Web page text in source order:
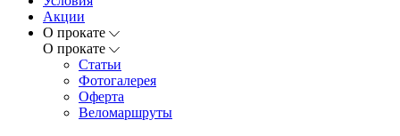
Акции
О прокате
О прокате
Статьи
Фотогалерея
Оферта
Веломаршруты